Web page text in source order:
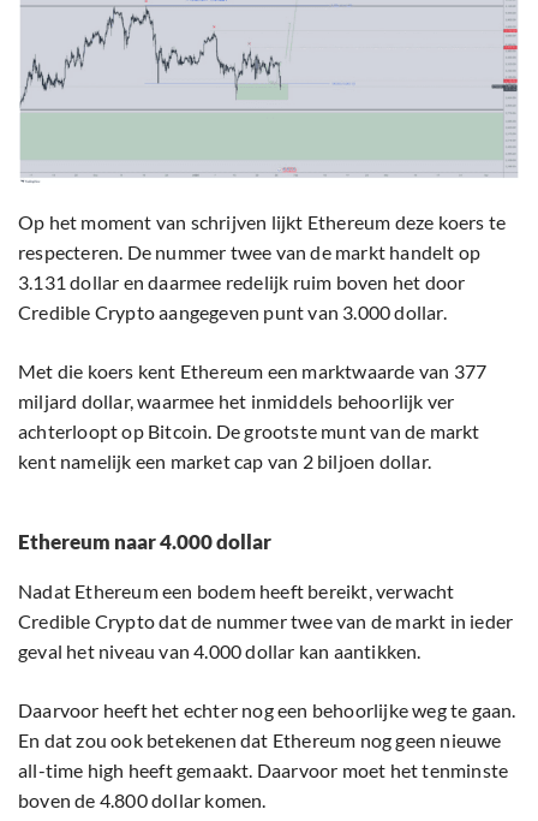
Op het moment van schrijven lijkt Ethereum deze koers te
respecteren. De nummer twee van de markt handelt op
3.131 dollar en daarmee redelijk ruim boven het door
Credible Crypto aangegeven punt van 3.000 dollar.
Met die koers kent Ethereum een marktwaarde van 377
miljard dollar, waarmee het inmiddels behoorlijk ver
achterloopt op Bitcoin. De grootste munt van de markt
kent namelijk een market cap van 2 biljoen dollar.
Ethereum naar 4.000 dollar
Nadat Ethereum een bodem heeft bereikt, verwacht
Credible Crypto dat de nummer twee van de markt in ieder
geval het niveau van 4.000 dollar kan aantikken.
Daarvoor heeft het echter nog een behoorlijke weg te gaan.
En dat zou ook betekenen dat Ethereum nog geen nieuwe
all-time high heeft gemaakt. Daarvoor moet het tenminste
boven de 4.800 dollar komen.